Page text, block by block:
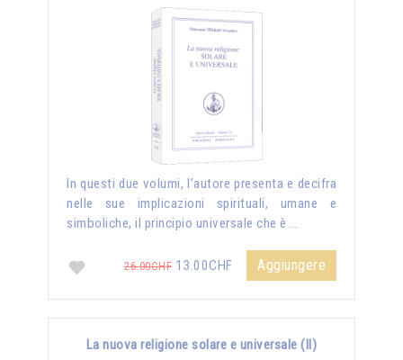
In questi due volumi, l’autore presenta e decifra
nelle sue implicazioni spirituali, umane e
simboliche, il principio universale che è …
26.00CHF 13.00CHF Aggiungere
La nuova religione solare e universale (II)